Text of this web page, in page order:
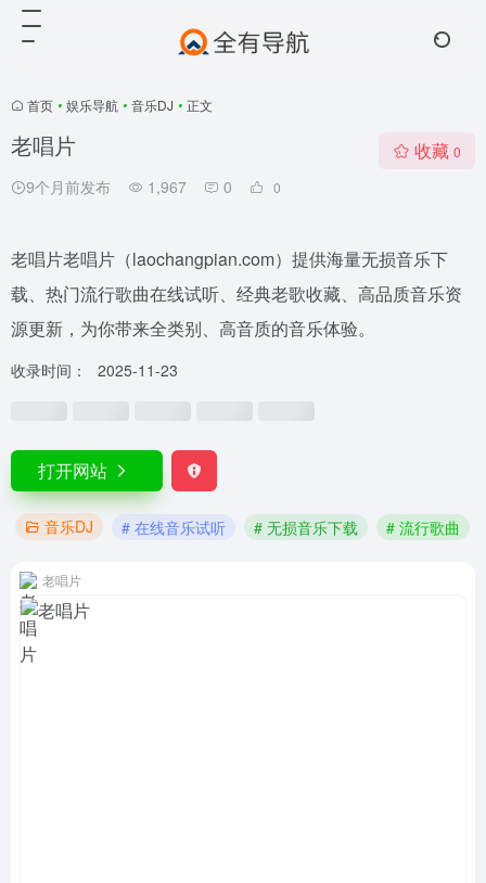
首页 • 娱乐导航 • 音乐DJ • 正文
老唱片
9个月前发布 1,967 0 0
收藏 0
老唱片老唱片（laochangpian.com）提供海量无损音乐下
载、热门流行歌曲在线试听、经典老歌收藏、高品质音乐资
源更新，为你带来全类别、高音质的音乐体验。
收录时间： 2025-11-23
打开网站
音乐DJ # 在线音乐试听 # 无损音乐下载 # 流行歌曲
老唱片